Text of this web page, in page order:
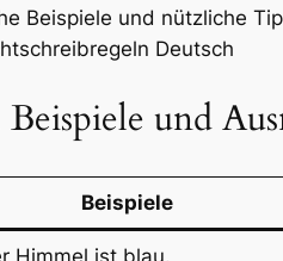
Beispiele und nützliche
Deutsch
und
Beispiele
Himmel ist blau.